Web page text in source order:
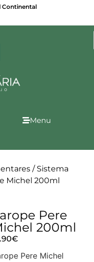
Continental
Menu
/ Sistema
Michel 200ml
Pere
200ml
€
Pere Michel